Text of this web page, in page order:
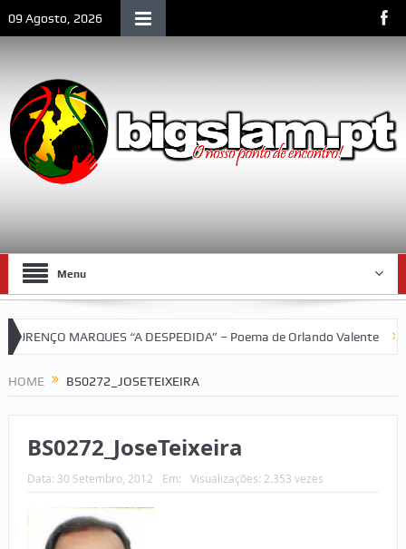
09 Agosto, 2026
Menu
MARQUES “A DESPEDIDA” – Poema de Orlando Valente
HOME BS0272_JOSETEIXEIRA
BS0272_JoseTeixeira
Data: 30 Setembro, 2012 Em: Visualizações: 2.353 vezes